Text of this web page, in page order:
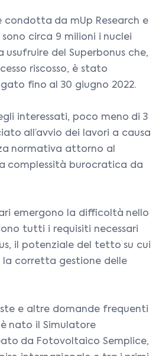
condotta da mUp Research e
circa 9 milioni i nuclei
del Superbonus che,
riscosso, è stato
fino al 30 giugno 2022.
interessati, poco meno di 3
all’avvio dei lavori a causa
normativa attorno al
complessità burocratica da
emergono la difficoltà nello
tutti i requisiti necessari
il potenziale del tetto su cui
la corretta gestione delle
e altre domande frequenti
nato il Simulatore
da Fotovoltaico Semplice,